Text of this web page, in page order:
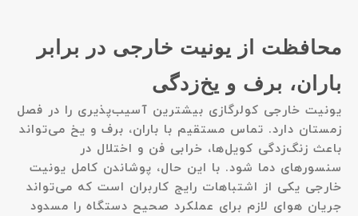
محافظت از یونیت خارجی در برابر
باران، برف و یخ‌زدگی
یونیت خارجی کولرگازی بیشترین آسیب‌پذیری را در فصل
زمستان دارد. تماس مستقیم با باران، برف و یخ می‌تواند
باعث زنگ‌زدگی کویل‌ها، خرابی فن و اختلال در
سنسورهای دما شود. با این حال، پوشاندن کامل یونیت
خارجی یکی از اشتباهات رایج کاربران است که می‌تواند
جریان هوای لازم برای عملکرد صحیح دستگاه را مسدود